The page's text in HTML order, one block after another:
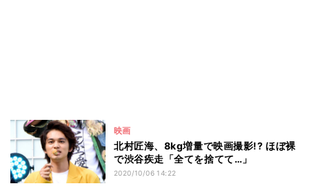
映画
北村匠海、8kg増量で映画撮影!? ほぼ裸
で渋谷疾走「全てを捨てて…」
2020/10/06 14:22